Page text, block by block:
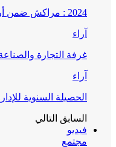
2024 : مراكش ضمن أربع مدن بالممكلة سجلت مامجموعه 656 قضية تتعلق بغسيل الأموال
آراء
غرفة التجارة
آراء
الحصيلة السنوية
السابق التالي
فيديو
مجتمع